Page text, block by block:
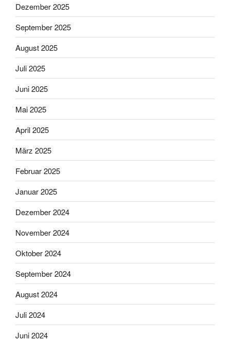
Dezember 2025
September 2025
August 2025
Juli 2025
Juni 2025
Mai 2025
April 2025
März 2025
Februar 2025
Januar 2025
Dezember 2024
November 2024
Oktober 2024
September 2024
August 2024
Juli 2024
Juni 2024